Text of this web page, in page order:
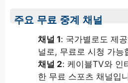
주요 무료 중계 채널
채널 1: 국가별로도 제
널로, 무료로 시청 가능
채널 2: 케이블TV와 인
한 무료 스포츠 채널입